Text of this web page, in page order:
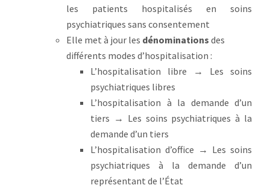
les patients hospitalisés en soins
psychiatriques sans consentement
Elle met à jour les dénominations des
différents modes d’hospitalisation :
L’hospitalisation libre → Les soins
psychiatriques libres
L’hospitalisation à la demande d’un
tiers → Les soins psychiatriques à la
demande d’un tiers
L’hospitalisation d’office → Les soins
psychiatriques à la demande d’un
représentant de l’État